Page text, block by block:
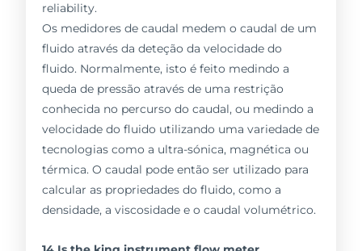
reliability.
Os medidores de caudal medem o caudal de um
fluido através da deteção da velocidade do
fluido. Normalmente, isto é feito medindo a
queda de pressão através de uma restrição
conhecida no percurso do caudal, ou medindo a
velocidade do fluido utilizando uma variedade de
tecnologias como a ultra-sónica, magnética ou
térmica. O caudal pode então ser utilizado para
calcular as propriedades do fluido, como a
densidade, a viscosidade e o caudal volumétrico.